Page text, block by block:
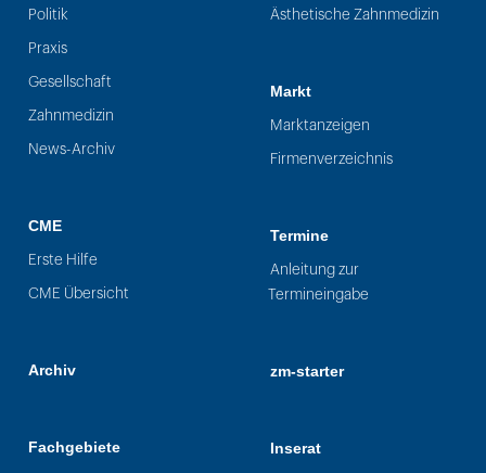
Politik
Praxis
Gesellschaft
Zahnmedizin
News-Archiv
CME
Erste Hilfe
CME Übersicht
Archiv
Fachgebiete
Ästhetische Zahnmedizin
Markt
Marktanzeigen
Firmenverzeichnis
Termine
Anleitung zur
Termineingabe
zm-starter
Inserat